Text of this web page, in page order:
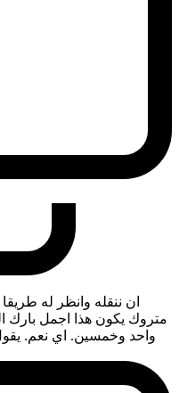
ان ننقله وانظر له
متروك يكون هذا اجمل بارك
واحد وخمسين. اي نعم.